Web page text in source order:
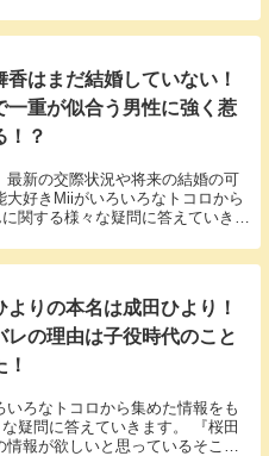
香はまだ結婚していない！
一重が似合う男性に強く惹
！？
新の交際状況や将来の結婚の可
好きMiiがいろいろなトコロから
関する様々な疑問に答えていきま
よりの本名は成田ひより！
レの理由は子役時代のこと
ろなトコロから集めた情報をも
疑問に答えていきます。 『桜田
報が欲しいと思っているそこの